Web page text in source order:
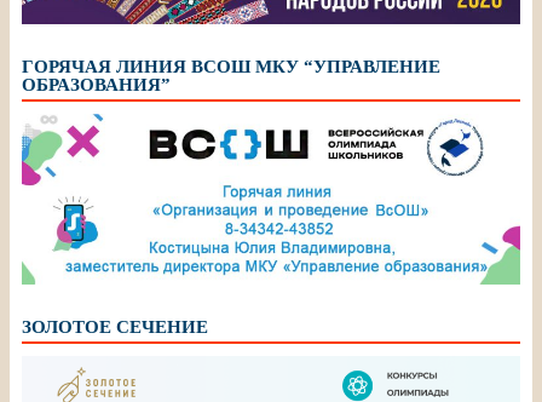
ГОРЯЧАЯ ЛИНИЯ ВСОШ МКУ “УПРАВЛЕНИЕ
ОБРАЗОВАНИЯ”
ЗОЛОТОЕ СЕЧЕНИЕ